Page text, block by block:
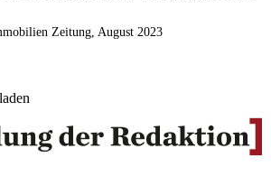
Zeitung, August 2023